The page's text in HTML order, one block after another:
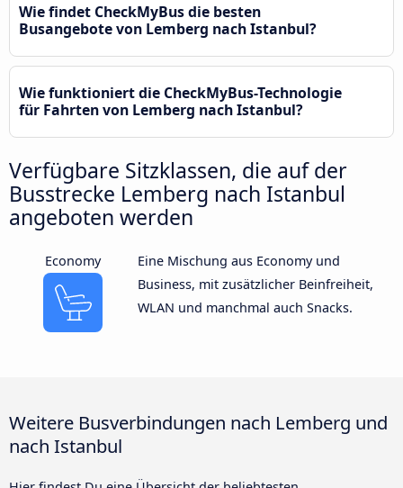
Wie findet CheckMyBus die besten
Busangebote von Lemberg nach Istanbul?
Wie funktioniert die CheckMyBus-Technologie
für Fahrten von Lemberg nach Istanbul?
Verfügbare Sitzklassen, die auf der
Busstrecke Lemberg nach Istanbul
angeboten werden
Economy
Eine Mischung aus Economy und
Business, mit zusätzlicher Beinfreiheit,
WLAN und manchmal auch Snacks.
Weitere Busverbindungen nach Lemberg und
nach Istanbul